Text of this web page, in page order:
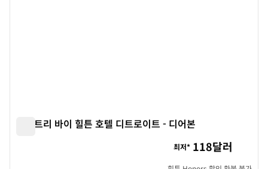
더블트리 바이 힐튼 호텔 디트로이트 - 디어본
최저* 118달러